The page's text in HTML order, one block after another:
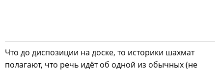
Что до диспозиции на доске, то историки шахмат
полагают, что речь идёт об одной из обычных (не